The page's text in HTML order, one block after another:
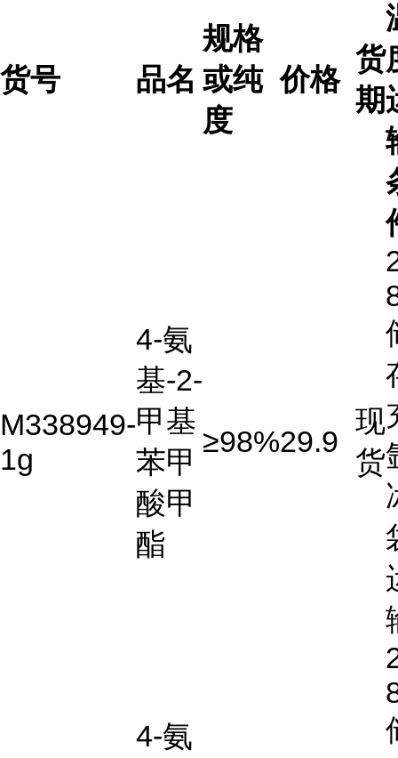
货号 品名
规格
或纯
度
价格
货
期
M338949-
1g
4-氨
基-2-
甲基
苯甲
酸甲
酯
≥98%29.9
现
货
4-氨